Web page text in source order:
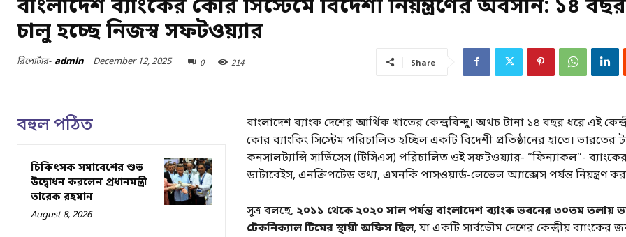
বাংলাদেশ ব্যাংকের কোর সিস্টেমে বিদেশী নিয়ন্ত্রণের অবসান: ১৪
চালু হচ্ছে নিজস্ব সফটওয়্যার
রিপোর্টার- admin December 12, 2025 0 214 Share
বহুল পঠিত
চিকিৎসক সমাবেশের শুভ
উদ্বোধন করলেন প্রধানমন্ত্রী
তারেক রহমান
August 8, 2026
বাংলাদেশ ব্যাংক দেশের আর্থিক খাতের কেন্দ্রবিন্দু। অথচ টানা ১৪ বছর ধরে এই
কোর ব্যাংকিং সিস্টেম পরিচালিত হচ্ছিল একটি বিদেশী প্রতিষ্ঠানের হাতে। ভারতের
কনসালট্যান্সি সার্ভিসেস (টিসিএস) পরিচালিত ওই সফটওয়্যার- “ফিন্যাকল”- ব্যাংকের
ডাটাবেইস, এনক্রিপটেড তথ্য, এমনকি পাসওয়ার্ড-লেভেল অ্যাক্সেস পর্যন্ত নিয়ন্ত্রণ
সূত্র বলছে, ২০১১ থেকে ২০২০ সাল পর্যন্ত বাংলাদেশ ব্যাংক ভবনের ৩০তম তলায়
টেকনিক্যাল টিমের স্থায়ী অফিস ছিল, যা একটি সার্বভৌম দেশের কেন্দ্রীয় ব্যাংকের